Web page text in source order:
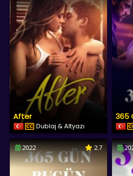
After
Dublaj & Altyazı
365
2022 2.7